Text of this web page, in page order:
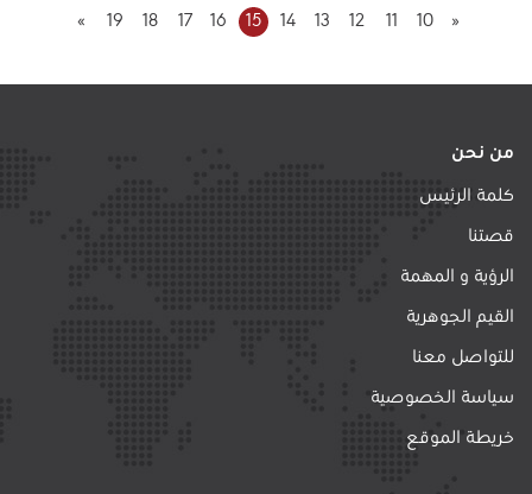
«
10
11
12
13
14
15
16
17
18
19
»
من نحن
كلمة الرئيس
قصتنا
الرؤية و المهمة
القيم الجوهرية
للتواصل معنا
سياسة الخصوصية
خريطة الموقع